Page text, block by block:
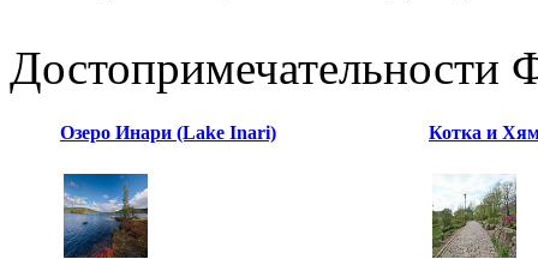
Достопримечательности
Озеро Инари (Lake Inari) Котка и